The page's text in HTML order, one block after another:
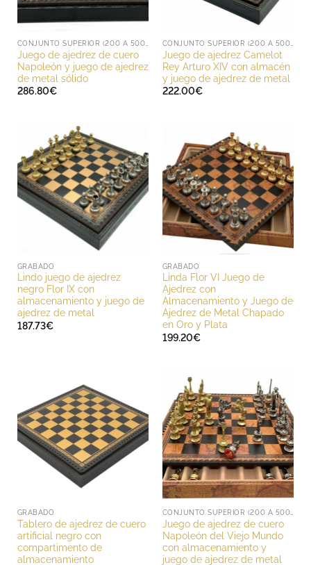
Juego de ajedrez de cuero
Napoleón y juego de ajedrez
de metal sólido
286.80€
Juego de ajedrez Camelot
Rey Arturo XIV con almacén
y juego de ajedrez de metal
222.00€
GRABADO
Lindo juego de ajedrez
negro Flor IX con
almacenamiento y juego de
ajedrez de metal
187.73€
GRABADO
Linda Flor VI Juego de
Ajedrez con
Almacenamiento y Juego de
Ajedrez de Metal Chapado
en Oro y Plata
199.20€
GRABADO
Tablero de ajedrez de cuero
artificial negro con
compartimento de
almacenamiento
Juego de ajedrez de cuero
Napoleón del Viejo Mundo
con almacenamiento y
juego de ajedrez de metal